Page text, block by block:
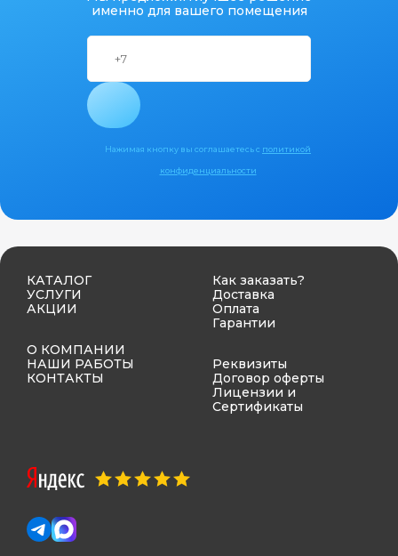
именно для вашего помещения
Нажимая кнопку вы соглашаетесь с политикой
конфиденциальности
КАТАЛОГ
УСЛУГИ
АКЦИИ
О КОМПАНИИ
НАШИ РАБОТЫ
КОНТАКТЫ
Как заказать?
Доставка
Оплата
Гарантии
Реквизиты
Договор оферты
Лицензии и
Сертификаты